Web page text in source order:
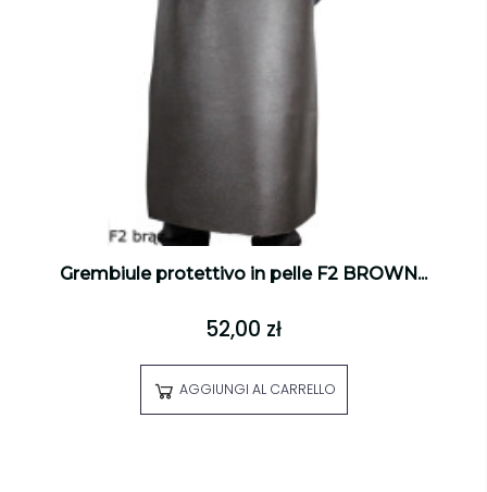
Grembiule protettivo in pelle F2 BROWN...
52,00 zł
AGGIUNGI AL CARRELLO